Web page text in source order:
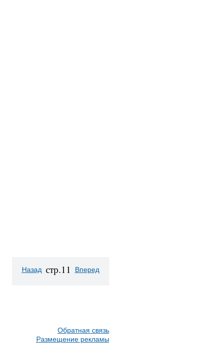
Назад стр.11 Вперед
Обратная связь
Размещение рекламы